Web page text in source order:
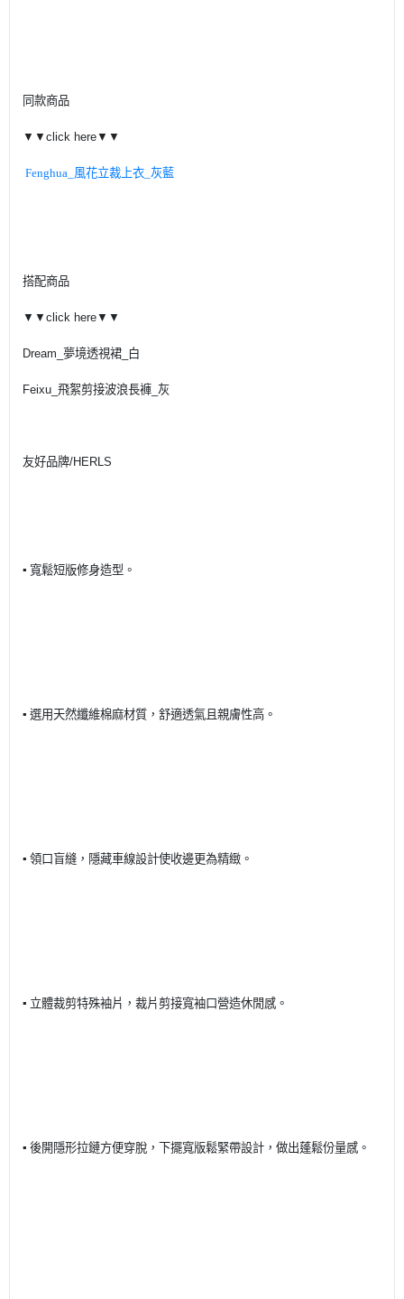
同款商品
▼▼click here▼▼
Fenghua_風花立裁上衣_灰藍
搭配商品
▼▼click here▼▼
Dream_夢境透視裙_白
Feixu_飛絮剪接波浪長褲_灰
友好品牌/HERLS
▪ 寬鬆短版修身造型。
▪ 選用天然纖維棉麻材質，舒適透氣且親膚性高。
▪ 領口盲縫，隱藏車線設計使收邊更為精緻。
▪ 立體裁剪特殊袖片，裁片剪接寬袖口營造休閒感。
▪ 後開隱形拉鏈方便穿脫，下擺寬版鬆緊帶設計，做出蓬鬆份量感。